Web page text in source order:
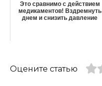
Это сравнимо с действием
медикаментов! Вздремнуть
днем и снизить давление
Оцените статью